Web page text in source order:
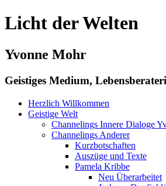
Licht der Welten
Yvonne Mohr
Geistiges Medium,
Herzlich Willkommen
Geistige Welt
Channelings Innere Dialoge
Channelings Anderer
Kurzbotschaften
Auszüge und Texte
Pamela Kribbe
Neu Überarbeitet